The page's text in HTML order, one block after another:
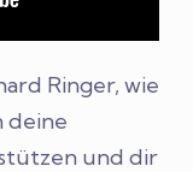
Ringer, wie
deine
und dir